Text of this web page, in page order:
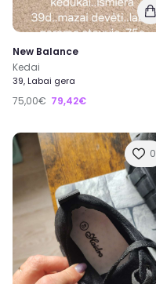
New Balance
Kedai
39, Labai gera
75,00€ 79,42€
0